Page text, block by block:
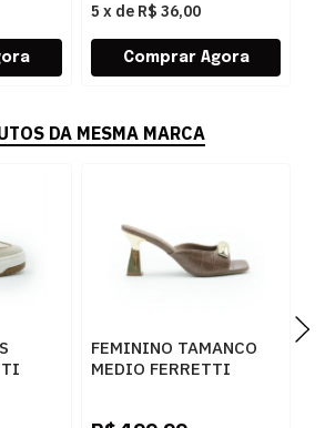
5 x de R$ 36,00
DA MESMA MARCA
FEMININO TAMANCO
MEDIO FERRETTI